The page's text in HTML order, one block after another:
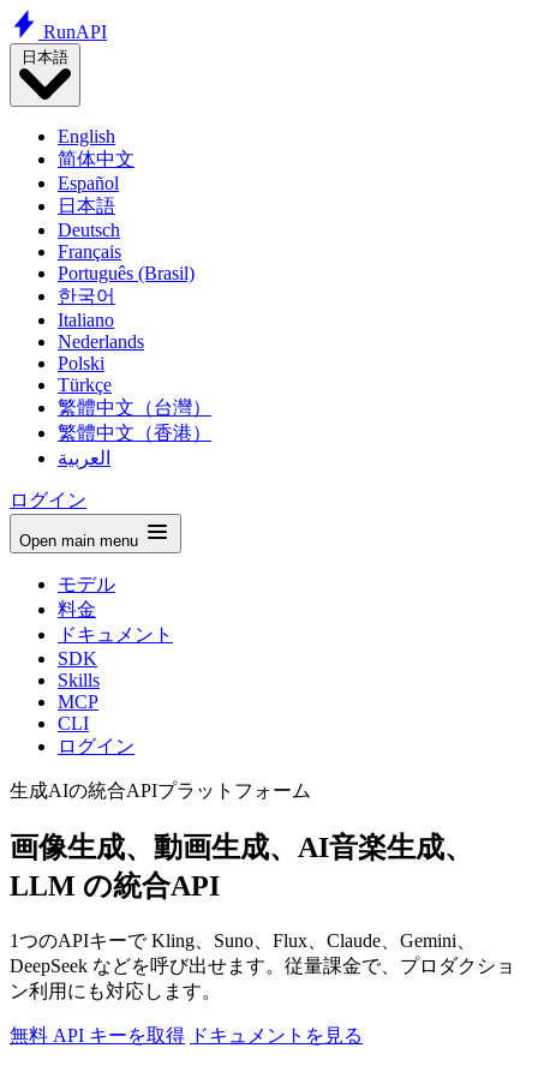
RunAPI
日本語
English
简体中文
Español
日本語
Deutsch
Français
Português (Brasil)
한국어
Italiano
Nederlands
Polski
Türkçe
繁體中文（台灣）
繁體中文（香港）
العربية
ログイン
Open main menu
モデル
料金
ドキュメント
SDK
Skills
MCP
CLI
ログイン
生成AIの統合APIプラットフォーム
画像生成、動画生成、AI音楽生成、
LLM の統合API
1つのAPIキーで Kling、Suno、Flux、Claude、Gemini、
DeepSeek などを呼び出せます。従量課金で、プロダクショ
ン利用にも対応します。
無料 API キーを取得 ドキュメントを見る